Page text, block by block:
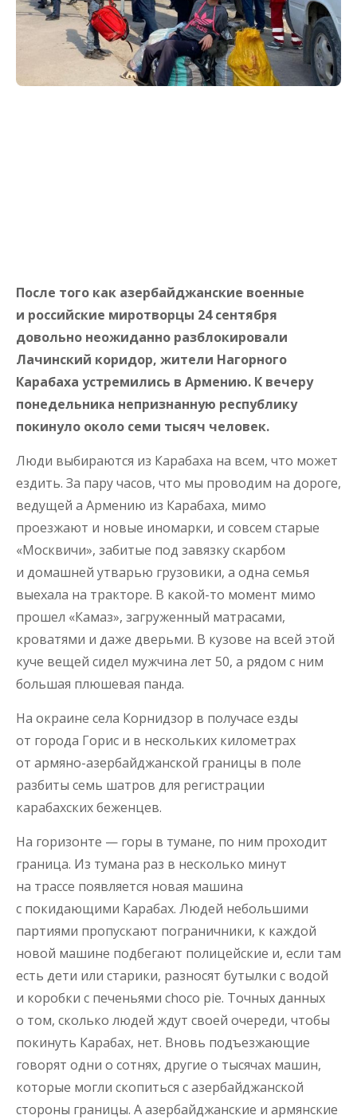
После того как азербайджанские военные
и российские миротворцы 24 сентября
довольно неожиданно разблокировали
Лачинский коридор, жители Нагорного
Карабаха устремились в Армению. К вечеру
понедельника непризнанную республику
покинуло около семи тысяч человек.
Люди выбираются из Карабаха на всем, что может
ездить. За пару часов, что мы проводим на дороге,
ведущей а Армению из Карабаха, мимо
проезжают и новые иномарки, и совсем старые
«Москвичи», забитые под завязку скарбом
и домашней утварью грузовики, а одна семья
выехала на тракторе. В какой-то момент мимо
прошел «Камаз», загруженный матрасами,
кроватями и даже дверьми. В кузове на всей этой
куче вещей сидел мужчина лет 50, а рядом с ним
большая плюшевая панда.
На окраине села Корнидзор в получасе езды
от города Горис и в нескольких километрах
от армяно-азербайджанской границы в поле
разбиты семь шатров для регистрации
карабахских беженцев.
На горизонте — горы в тумане, по ним проходит
граница. Из тумана раз в несколько минут
на трассе появляется новая машина
с покидающими Карабах. Людей небольшими
партиями пропускают пограничники, к каждой
новой машине подбегают полицейские и, если там
есть дети или старики, разносят бутылки с водой
и коробки с печеньями сhoco pie. Точных данных
о том, сколько людей ждут своей очереди, чтобы
покинуть Карабах, нет. Вновь подъезжающие
говорят одни о сотнях, другие о тысячах машин,
которые могли скопиться с азербайджанской
стороны границы. А азербайджанские и армянские